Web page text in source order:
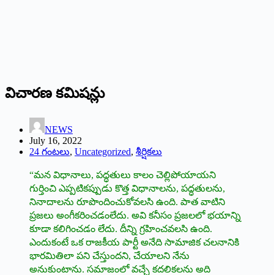
విచారణ కమిషన్లు
NEWS
July 16, 2022
24 గంటలు, Uncategorized, శీర్షికలు
“మన విధానాలు, పద్ధతులు కాలం చెల్లిపోయాయని
గుర్తించి ఎప్పటికప్పుడు కొత్త విధానాలను, పద్ధతులను,
నినాదాలను రూపొందించుకోవలసి ఉంది. పాత వాటిని
ప్రజలు అంగీకరించడంలేదు. అవి కనీసం ప్రజలలో భయాన్ని
కూడా కలిగించడం లేదు. దీన్ని గ్రహించవలసి ఉంది.
ఎందుకంటే ఒక రాజకీయ పార్టీ అనేది సామాజిక చలనానికి
భారమితిలా పని చేస్తుందని, చేయాలని నేను
అనుకుంటాను. సమాజంలో వచ్చే కదలికలను అది